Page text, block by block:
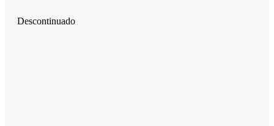
Descontinuado